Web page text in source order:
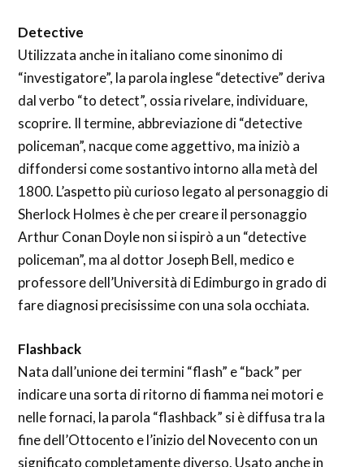
Detective
Utilizzata anche in italiano come sinonimo di
“investigatore”, la parola inglese “detective” deriva
dal verbo “to detect”, ossia rivelare, individuare,
scoprire. Il termine, abbreviazione di “detective
policeman”, nacque come aggettivo, ma iniziò a
diffondersi come sostantivo intorno alla metà del
1800. L’aspetto più curioso legato al personaggio di
Sherlock Holmes è che per creare il personaggio
Arthur Conan Doyle non si ispirò a un “detective
policeman”, ma al dottor Joseph Bell, medico e
professore dell’Università di Edimburgo in grado di
fare diagnosi precisissime con una sola occhiata.
Flashback
Nata dall’unione dei termini “flash” e “back” per
indicare una sorta di ritorno di fiamma nei motori e
nelle fornaci, la parola “flashback” si è diffusa tra la
fine dell’Ottocento e l’inizio del Novecento con un
significato completamente diverso. Usato anche in